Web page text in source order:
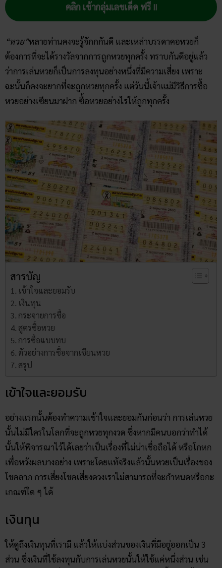
คลิก เข้ากลุ่มเลขเด็ด ฟรี !!
“หวย”หลายท่านคงจะรู้จักกกันดี และเหล่าบรรดาคอหวยก็
ต้องการที่จะได้รางวัลจากการถูกหวยทุกครั้ง ทราบกันดีอยู่แล้ว
ว่าการเล่นหวยก็เป็นการลงทุนอย่างหนึ่งที่มีความเสี่ยง เพราะ
ฉะนั้นก็คงจะยากที่จะถูกหวยทุกครั้ง แต่วันนี้เจ้าแม่มีวิธีการซื้อ
หวยอย่างเซียนมาฝาก ซื้อหวยอย่างไรให้ถูกทุกครั้ง
สารบัญ
เข้าใจและยอมรับ
เงินทุน
กระจายการซื้อ
สูตรซื้อหวย
การซื้อแบบทบ
ตัวอย่างการซื้อจากเซียนหวย
สรุป
เข้าใจและยอมรับ
อย่างแรกนั้นต้องทำความเข้าใจและยอมกันก่อนว่า การเล่นหวย
นั้นไม่มีใครในโลกที่จะถูกหวยทุกงวด ซึ่งหากมีคนบอกว่าทำได้
นั้นให้พิจารณาไว้ได้เลยว่าเป็นเรื่องที่ไม่น่าเชื่อถือได้ หรือโกหก
เพื่อหวังผลบางอย่าง เพราะโดยแท้จริงแล้วนั้นหวยเป็นเรื่องของ
โชคลาภ การเสี่ยงโชคเสี่ยงดวงเราไม่สามารถที่จะกำหนดหรือกะ
เกณฑ์ใด ๆ ได้
เงินทุน
ให้ดูถึงเงินทุนที่เรามี แล้วให้แบ่งส่วนของเงินที่มีอยู่ออกเป็น 3
ส่วน ซึ่งเงินที่ใช้ลงทุนกับการเล่นหวยนั้นให้ใช้แค่หนึ่งส่วน เช่น